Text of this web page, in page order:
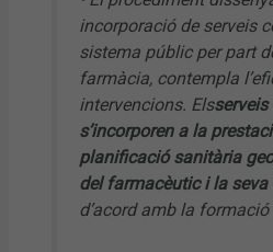
incorporació de serveis
sistema públic per part
farmàcia, contempla
intervencions. Elsserveis
s’incorporen a la
planificació sanitària
del farmacèutic i la
d’acord amb la formació